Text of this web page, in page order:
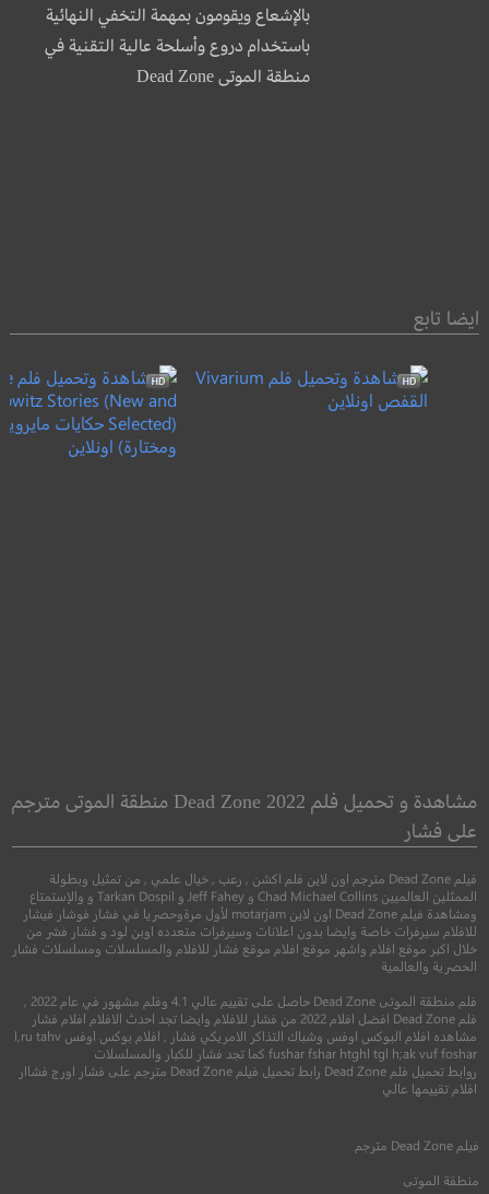
بالإشعاع ويقومون بمهمة التخفي النهائية
باستخدام دروع وأسلحة عالية التقنية في
منطقة الموتى Dead Zone
ايضا تابع
القفص
5.8
Selected)
حكايات مايرويتز
ومختارة)
كوميدي●دراما
مشاهدة و تحميل فلم Dead Zone 2022 منطقة الموتى مترجم
على فشار
فيلم Dead Zone مترجم اون لاين فلم اكشن , رعب , خيال علمي , من تمثيل وبطولة
الممثلين العالميين Chad Michael Collins و Jeff Fahey و Tarkan Dospil و والإستمتاع
ومشاهدة فيلم Dead Zone اون لاين motarjam لأول مرةوحصريا في فشار فوشار فيشار
للافلام سيرفرات خاصة وايضا بدون اعلانات وسيرفرات متعدده اوبن لود و فشار فشر من
خلال اكبر موقع افلام واشهر موقع افلام موقع فشار للافلام والمسلسلات ومسلسلات فشار
الحصرية والعالمية
فلم Dead Zone افضل افلام 2022 من فشار للافلام وايضا تجد احدث الافلام افلام فشار
مشاهده افلام البوكس اوفس وشباك التذاكر الامريكي فشار , افلام بوكس اوفس l,ru tahv
fushar fshar htghl tgl h;ak vuf foshar كما تجد فشار للكبار والمسلسلات
روابط تحميل فلم Dead Zone رابط تحميل فيلم Dead Zone مترجم على فشار اورج فشاار
افلام تقييمها عالي
فيلم Dead Zone مترجم
منطقة الموتى